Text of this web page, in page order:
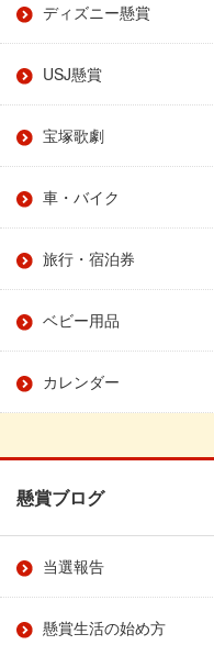
ディズニー懸賞
USJ懸賞
宝塚歌劇
車・バイク
旅行・宿泊券
ベビー用品
カレンダー
懸賞ブログ
当選報告
懸賞生活の始め方